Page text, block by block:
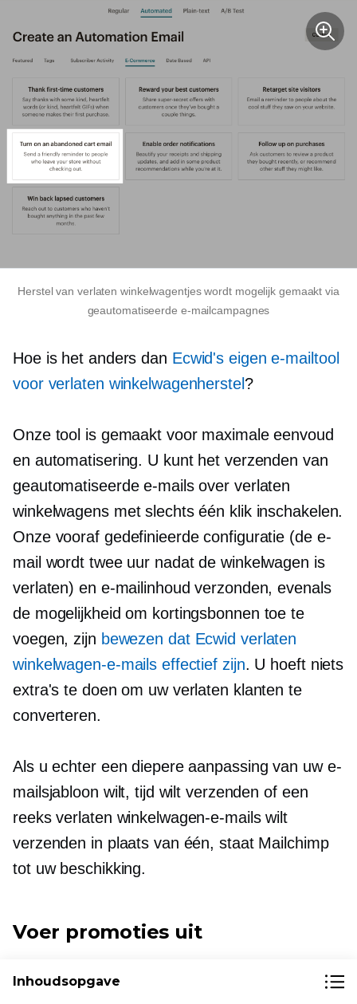
Herstel van verlaten winkelwagentjes wordt mogelijk gemaakt via
geautomatiseerde e-mailcampagnes
Hoe is het anders dan Ecwid's eigen e-mailtool
voor verlaten winkelwagenherstel ?
Onze tool is gemaakt voor maximale eenvoud
en automatisering. U kunt het verzenden van
geautomatiseerde e-mails over verlaten
winkelwagens met slechts één klik inschakelen.
Onze vooraf gedefinieerde configuratie (de e-
mail wordt twee uur nadat de winkelwagen is
verlaten) en e-mailinhoud verzonden, evenals
de mogelijkheid om kortingsbonnen toe te
voegen, zijn bewezen dat Ecwid verlaten
winkelwagen-e-mails effectief zijn. U hoeft niets
extra's te doen om uw verlaten klanten te
converteren.
Als u echter een diepere aanpassing van uw e-
mailsjabloon wilt, tijd wilt verzenden of een
reeks verlaten winkelwagen-e-mails wilt
verzenden in plaats van één, staat Mailchimp
tot uw beschikking.
Voer promoties uit
Inhoudsopgave